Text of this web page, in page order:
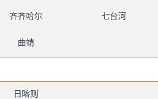
齐齐哈尔 七台河
曲靖
日喀则